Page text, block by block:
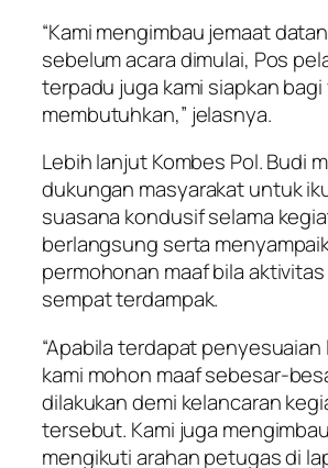
“Kami mengimbau jemaat
sebelum acara dimulai, Pos
terpadu juga kami siapkan
membutuhkan,” jelasnya.
Lebih lanjut Kombes Pol. Budi
dukungan masyarakat untuk
suasana kondusif selama
berlangsung serta
permohonan maaf bila aktivitas
sempat terdampak.
“Apabila terdapat penyesuaian
kami mohon maaf sebesar-
dilakukan demi kelancaran
tersebut. Kami juga
mengikuti arahan petugas di